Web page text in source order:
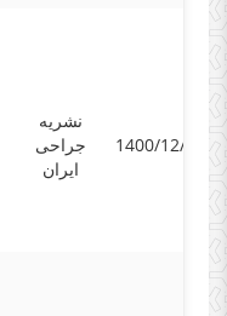
نشریه
جراحی
ایران
1400/12/28